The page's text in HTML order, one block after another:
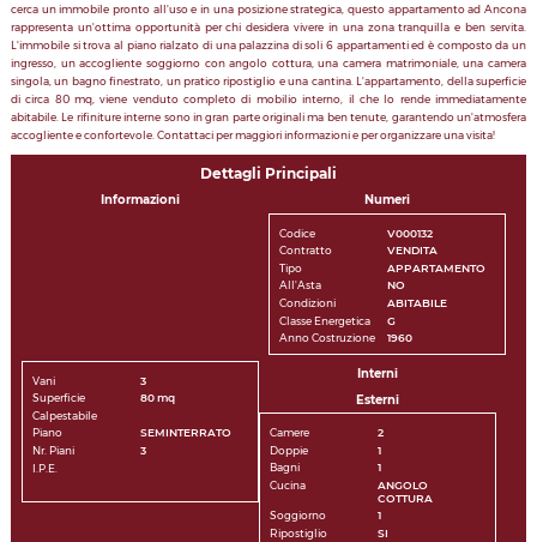
cerca un immobile pronto all'uso e in una posizione strategica, questo appartamento ad Ancona
rappresenta un'ottima opportunità per chi desidera vivere in una zona tranquilla e ben servita.
L'immobile si trova al piano rialzato di una palazzina di soli 6 appartamenti ed è composto da un
ingresso, un accogliente soggiorno con angolo cottura, una camera matrimoniale, una camera
singola, un bagno finestrato, un pratico ripostiglio e una cantina. L'appartamento, della superficie
di circa 80 mq, viene venduto completo di mobilio interno, il che lo rende immediatamente
abitabile. Le rifiniture interne sono in gran parte originali ma ben tenute, garantendo un'atmosfera
accogliente e confortevole. Contattaci per maggiori informazioni e per organizzare una visita!
Dettagli Principali
Informazioni Numeri
Codice
V000132
Contratto
VENDITA
Tipo
APPARTAMENTO
All'Asta
NO
Condizioni
ABITABILE
Classe Energetica
G
Anno Costruzione
1960
Vani
3
Superficie
80 mq
Calpestabile
Piano
SEMINTERRATO
Nr. Piani
3
I.P.E.
Interni
Esterni
Camere
2
Doppie
1
Bagni
1
Cucina
ANGOLO
COTTURA
Soggiorno
1
Ripostiglio
SI